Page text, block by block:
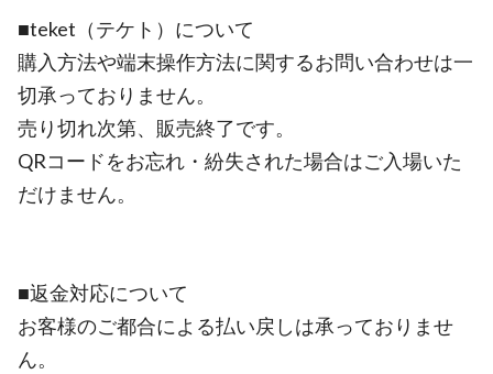
■teket（テケト）について
購入方法や端末操作方法に関するお問い合わせは一
切承っておりません。
売り切れ次第、販売終了です。
QRコードをお忘れ・紛失された場合はご入場いた
だけません。
■返金対応について
お客様のご都合による払い戻しは承っておりませ
ん。